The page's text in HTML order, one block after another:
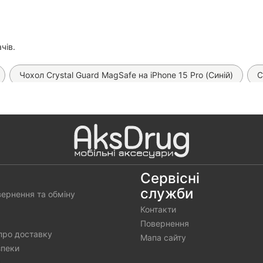
Чохол Crystal Guard MagSafe на iPhone 15 Pro (Синій)
Case with MagSafe на iPhone 15 Pro
Full на iPhone 15 Pro (DesertGold79) Захисне скло
Чохол Leather Case MagSafe на iPhone 15 Pro
Чохол SWAROVSKI Diamond Case на iPhone 15 Pro (Black)
Gorilla Strength 45 kg на iPhone 15 Pro
та обміну
доставку
Сервісні
служби
Контакти
Повернення
Мапа сайту